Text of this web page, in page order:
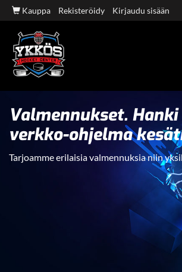
Kauppa Rekisteröidy Kirjaudu sisään
Valmennukset.
verkko-ohjelma
Tarjoamme erilaisia valmennuksia niin